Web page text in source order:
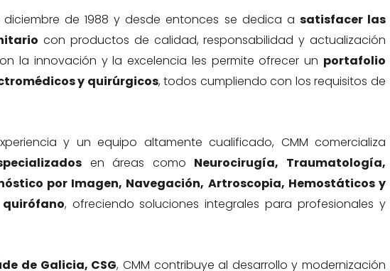
de 1988 y desde entonces se dedica a satisfacer las
con productos de calidad, responsabilidad y actualización
la innovación y la excelencia les permite ofrecer un portafolio
y quirúrgicos, todos cumpliendo con los requisitos de
y un equipo altamente cualificado, CMM comercializa
en áreas como Neurocirugía, Traumatología,
por Imagen, Navegación, Artroscopia, Hemostáticos y
, ofreciendo soluciones integrales para profesionales y
de Galicia, CSG, CMM contribuye al desarrollo y modernización